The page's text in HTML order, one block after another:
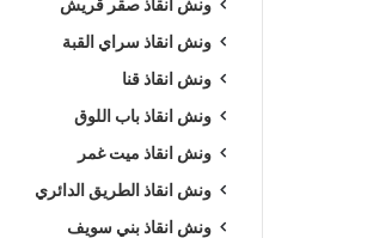
ونش انقاذ صقر قريش
ونش انقاذ سراي القبة
ونش انقاذ قنا
ونش انقاذ باب اللوق
ونش انقاذ ميت غمر
ونش انقاذ الطريق الدائري
ونش انقاذ بني سويف